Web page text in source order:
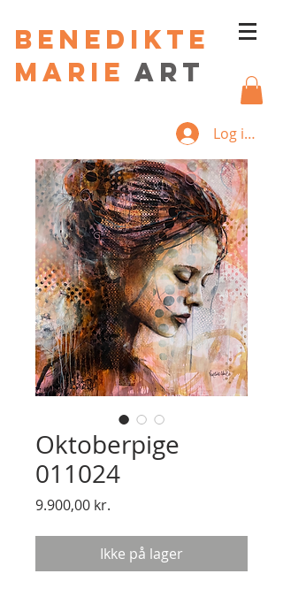
Benedikte
Marie art
Log ind
Oktoberpige
011024
9.900,00 kr.
Ikke på lager